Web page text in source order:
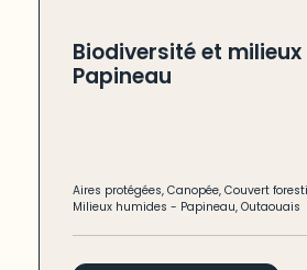
Biodiversité et
Papineau
Aires protégées,Canopée,Couvert
Milieux humides - Papineau,Outaouais